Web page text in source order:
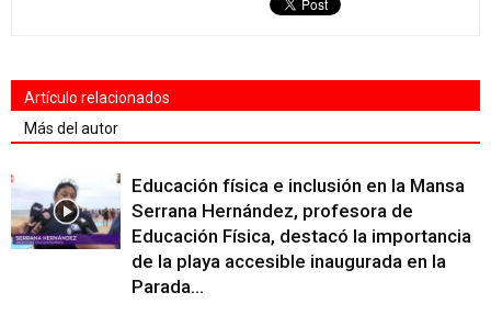
Artículo relacionados
Más del autor
Educación física e inclusión en la Mansa
Serrana Hernández, profesora de
Educación Física, destacó la importancia
de la playa accesible inaugurada en la
Parada...